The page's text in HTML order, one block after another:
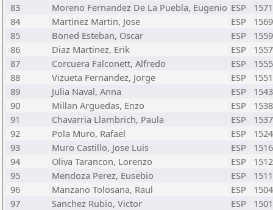
83
Moreno Fernandez De La Puebla, Eugenio ESP
1571
84
Martinez Martin, Jose ESP
1569
85
Boned Esteban, Oscar ESP
1559
86
Diaz Martinez, Erik ESP
1557
87
Corcuera Falconett, Alfredo ESP
1555
88
Vizueta Fernandez, Jorge ESP
1551
89
Julia Naval, Anna ESP
1543
90
Millan Arguedas, Enzo ESP
1538
91
Chavarria Llambrich, Paula ESP
1537
92
Pola Muro, Rafael ESP
1524
93
Muro Castillo, Jose Luis ESP
1516
94
Oliva Tarancon, Lorenzo ESP
1512
95
Mendoza Perez, Eusebio ESP
1511
96
Manzano Tolosana, Raul ESP
1504
97
Sanchez Rubio, Victor ESP
1501